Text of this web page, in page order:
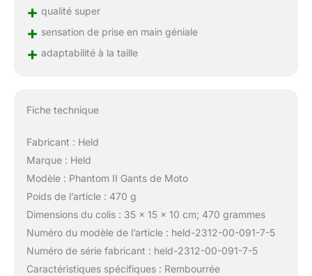
+ qualité super
+ sensation de prise en main géniale
+ adaptabilité à la taille
Fiche technique
Fabricant : Held
Marque : Held
Modèle : Phantom II Gants de Moto
Poids de l’article : 470 g
Dimensions du colis : 35 x 15 x 10 cm; 470 grammes
Numéro du modèle de l’article : held-2312-00-091-7-5
Numéro de série fabricant : held-2312-00-091-7-5
Caractéristiques spécifiques : Rembourrée